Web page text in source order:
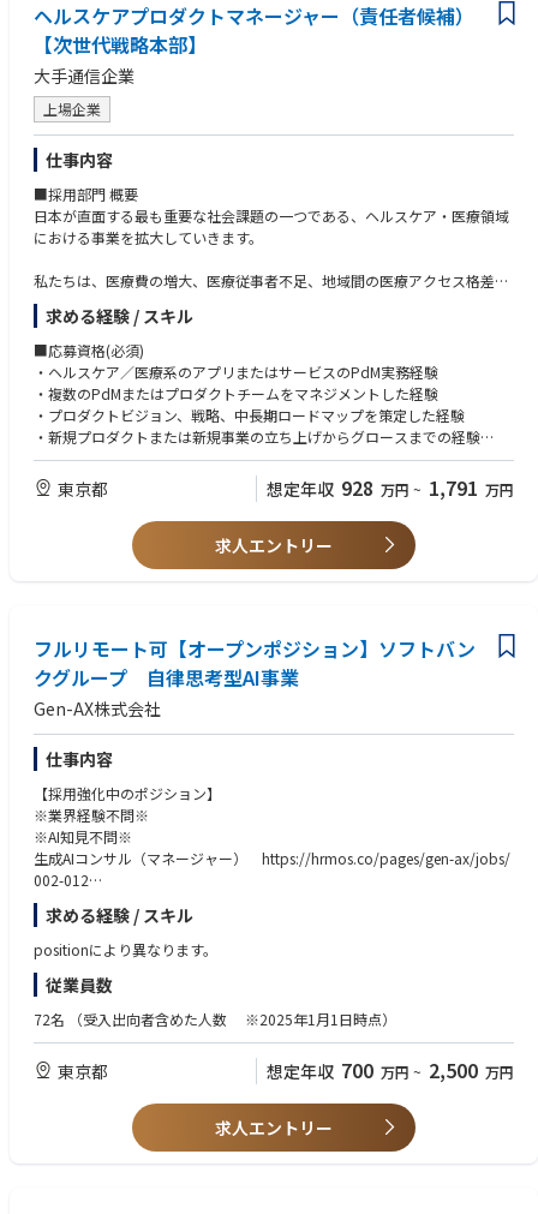
ヘルスケアプロダクトマネージャー（責任者候補）
【次世代戦略本部】
大手通信企業
上場企業
仕事内容
■採用部門 概要
日本が直面する最も重要な社会課題の一つである、ヘルスケア・医療領域
における事業を拡大していきます。
私たちは、医療費の増大、医療従事者不足、地域間の医療アクセス格差、
社会保障制度の持続可能性など、本領域における課題を事業として持続性
を持ったうえで解決するべく、自社が有するソブリンクラウドや国産LLM
などの先端技術、通信事業で培った社会インフラとしての基盤、さらにグ
ループ企業が持つ国内有数の顧客接点を掛け合わせ、国民的なヘルスケア
プラットフォームの創出に挑戦しています。
その第一歩として、外部パートナーとの協業を発表しました。今後は、
ータを安全に管理し、主体的に利活用できる環境を構築していきます。
さらに、AIパーソナルアシスタントによって、日々の健康管理から医療機
関への適切な受診支援までをシームレスにつなぎ、一人ひとりが必要なタ
イミングで最適なサポートを受けられる新たなヘルスケアアプリを立ち上
制、国民の健康寿命の延伸、企業の健康経営支援に貢献していきます。
社会課題の解決と巨大な新規事業の創出を同時に実現する、極めてチャレ
ンジングな領域ですが、日本のヘルスケア・医療の未来を、テクノロジー
と事業の力で本気で変えていく。その挑戦に、ともに取り組む仲間を募集
しています。
■職務内容
【ミッション】
新規ヘルスケアアプリのプロダクトマネジメント責任者としてPdM組織を
率い、「ヘルスケア」「メディカル」「ヘルスケア共創基盤」の3領域を
横断的に統括する。プロダクトの立ち上げ・グロースを通じて事業成長を
牽引する。
【主な業務】
各領域のPdMをマネジメントし、プロダクトビジョン、顧客体験、データ
設計、機能・サービス企画、ロードマップの整合性を担保する。ユーザ
ー、医療機関、自治体、企業、保険者、パートナーなど、多様なステーク
ホルダーへの提供価値を最大化し、複数のサービスやデータが有機的につ
ながるヘルスケアプラットフォームを構築する。経営、事業開発、開発、
デザイン、医療専門職、営業、カスタマーサクセスなどを横断的にリード
し、PdM組織の採用・育成・評価・業務プロセス整備も担う。
【具体的な業務】
求める経験 / スキル
■応募資格(必須)
・ヘルスケア／医療系のアプリまたはサービスのPdM実務経験
・複数のPdMまたはプロダクトチームをマネジメントした経験
・プロダクトビジョン、戦略、中長期ロードマップを策定した経験
・新規プロダクトまたは新規事業の立ち上げからグロースまでの経験
・PRD、要求仕様、要件定義、KPI設計などに関する豊富な経験
・エンジニアリング、デザイン、事業部門と協働したプロダクト開発経験
・組織目標の設定、人材育成、評価、採用などのピープルマネジメント経
・不確実性の高い環境で、自ら方針を定めて組織を前進させた経験
・BtoC、BtoB、BtoG、BtoBtoCを横断するプロダクトの経験
・大規模アプリまたは大規模ユーザー基盤を持つサービスの経験
・プロダクトオペレーションやPdM育成制度の構築経験
・AI、データ分析、レコメンドなどを活用したプロダクト経験
・個人情報保護、医療情報、セキュリティ、医療関連規制に関する知識
東京都 想定年収 928 万円 ~ 1,791 万円
求人エントリー
フルリモート可【オープンポジション】ソフトバン
クグループ 自律思考型AI事業
Gen-AX株式会社
仕事内容
【採用強化中のポジション】
※業界経験不問※
※AI知見不問※
生成AIコンサル（マネージャー） https://hrmos.co/pages/gen-ax/jobs/
002-012
生成AIコンサル（スタッフ） https://hrmos.co/pages/gen-ax/jobs/002-
011
■募集背景
現在コンサル組織5名
取引先の大手クライアント30社超え、外部委託サービスを利用しながら進
めているので、一緒にクライアントの課題解決をしていただける方を採用
元外資大手戦略コンサル：ＡＩの専門性を身に着けたい、組織立ち上げを
求める経験 / スキル
positionにより異なります。
従業員数
72名 （受入出向者含めた人数 ※2025年1月1日時点）
東京都 想定年収 700 万円 ~ 2,500 万円
求人エントリー